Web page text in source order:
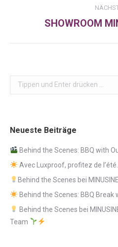
SHOWROOM
Search:
Neueste Beiträge
Behind the Scenes: BBQ with
Avec Luxproof, profitez de
Behind the Scenes bei
Behind the Scenes: BBQ Break
Behind the Scenes bei
Team